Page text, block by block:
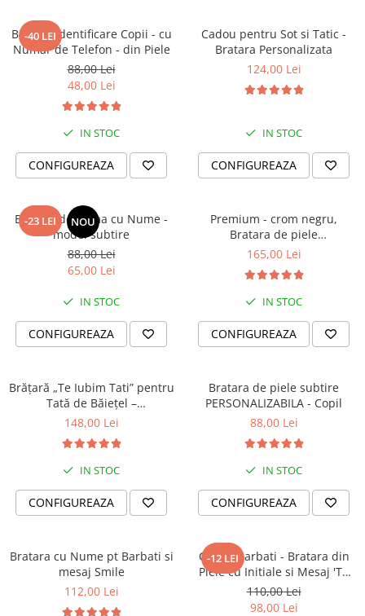
-40 LEI
Bratara identificare Copii - cu
Numar de Telefon - din Piele
88,00 Lei
48,00 Lei
IN STOC
CONFIGUREAZA
Cadou pentru Sot si Tatic -
Bratara Personalizata
124,00 Lei
IN STOC
CONFIGUREAZA
-23 LEI NOU
Bratara de Dama cu Nume -
model subtire
88,00 Lei
65,00 Lei
IN STOC
CONFIGUREAZA
Premium - crom negru,
Bratara de piele
PERSONALIZABILA (classic)
165,00 Lei
IN STOC
CONFIGUREAZA
Brățară „Te Iubim Tati” pentru
Tată de Băiețel –
Personalizată, Din Piele
148,00 Lei
IN STOC
CONFIGUREAZA
Bratara de piele subtire
PERSONALIZABILA - Copil
88,00 Lei
IN STOC
CONFIGUREAZA
Bratara cu Nume pt Barbati si
mesaj Smile
112,00 Lei
-12 LEI
Cadou Barbati - Bratara din
Piele cu Initiale si Mesaj 'Te
Iubesc'
110,00 Lei
98,00 Lei